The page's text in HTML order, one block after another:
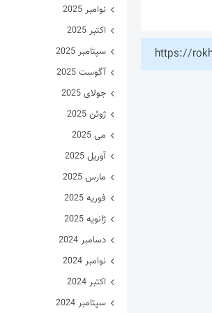
https://
نوامبر 2025
اکتبر 2025
سپتامبر 2025
آگوست 2025
جولای 2025
ژوئن 2025
می 2025
آوریل 2025
مارس 2025
فوریه 2025
ژانویه 2025
دسامبر 2024
نوامبر 2024
اکتبر 2024
سپتامبر 2024